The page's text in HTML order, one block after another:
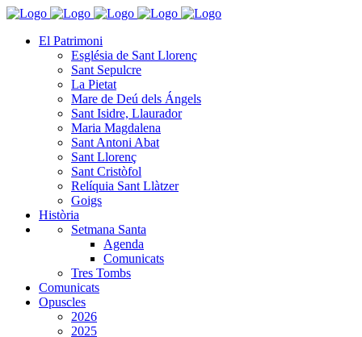
El Patrimoni
Església de Sant Llorenç
Sant Sepulcre
La Pietat
Mare de Deú dels Ángels
Sant Isidre, Llaurador
Maria Magdalena
Sant Antoni Abat
Sant Llorenç
Sant Cristòfol
Relíquia Sant Llàtzer
Goigs
Història
Setmana Santa
Agenda
Comunicats
Tres Tombs
Comunicats
Opuscles
2026
2025